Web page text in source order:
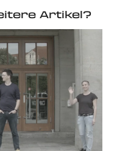
Artikel?